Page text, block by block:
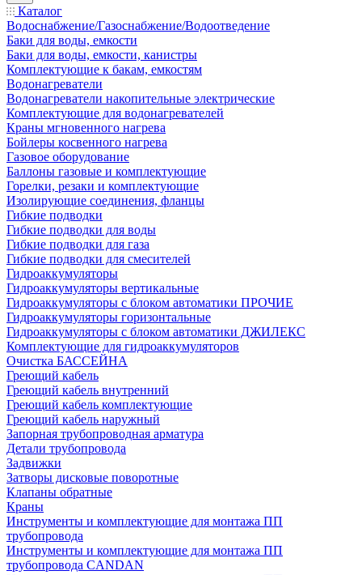
Каталог
Водоснабжение/Газоснабжение/Водоотведение
Баки для воды, емкости
Баки для воды, емкости, канистры
Комплектующие к бакам, емкостям
Водонагреватели
Водонагреватели накопительные электрические
Комплектующие для водонагревателей
Краны мгновенного нагрева
Бойлеры косвенного нагрева
Газовое оборудование
Баллоны газовые и комплектующие
Горелки, резаки и комплектующие
Изолирующие соединения, фланцы
Гибкие подводки
Гибкие подводки для воды
Гибкие подводки для газа
Гибкие подводки для смесителей
Гидроаккумуляторы
Гидроаккумуляторы вертикальные
Гидроаккумуляторы с блоком автоматики ПРОЧИЕ
Гидроаккумуляторы горизонтальные
Гидроаккумуляторы с блоком автоматики ДЖИЛЕКС
Комплектующие для гидроаккумуляторов
Очистка БАССЕЙНА
Греющий кабель
Греющий кабель внутренний
Греющий кабель комплектующие
Греющий кабель наружный
Запорная трубопроводная арматура
Детали трубопровода
Задвижки
Затворы дисковые поворотные
Клапаны обратные
Краны
Инструменты и комплектующие для монтажа ПП
трубопровода
Инструменты и комплектующие для монтажа ПП
трубопровода CANDAN